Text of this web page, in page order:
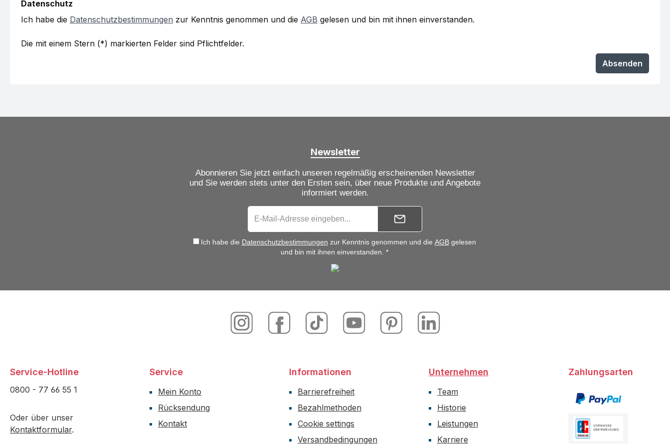
Datenschutz
Ich habe die Datenschutzbestimmungen zur Kenntnis genommen und die AGB gelesen und bin mit ihnen einverstanden.
Die mit einem Stern (*) markierten Felder sind Pflichtfelder.
Absenden
Newsletter
Abonnieren Sie jetzt einfach unseren regelmäßig erscheinenden Newsletter
und Sie werden stets unter den Ersten sein, über neue Produkte und Angebote
informiert werden.
Ich habe die Datenschutzbestimmungen zur Kenntnis genommen und die AGBgelesen
und bin mit ihnen einverstanden. *
Service-Hotline
0800 - 77 66 55 1
Oder über unser
Kontaktformular.
Service
Mein Konto
Rücksendung
Kontakt
Informationen
Barrierefreiheit
Bezahlmethoden
Cookie settings
Versandbedingungen
Unternehmen
Team
Historie
Leistungen
Karriere
Zahlungsarten